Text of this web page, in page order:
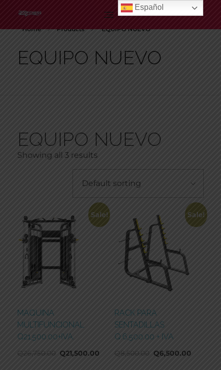
Home Products EQUIPO NUEVO
EQUIPO NUEVO
EQUIPO NUEVO
Showing all 3 results
Sale!
MAQUINA
MULTIFUNCIONAL
Q21,500.00+IVA.
Q26,750.00 Q21,500.00
Sale!
RACK PARA
SENTADILLAS
Q.6,500.00 + IVA
Q8,500.00 Q6,500.00
Español